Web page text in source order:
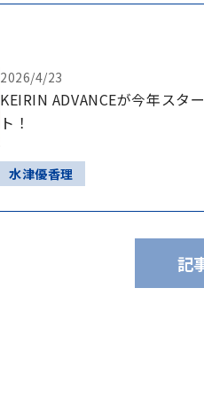
2026/4/23
KEIRIN ADVANCEが今年スター
ト！
水津優香理
記